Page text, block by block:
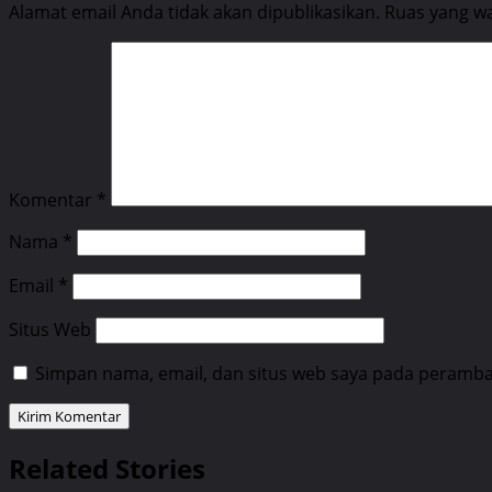
Alamat email Anda tidak akan dipublikasikan. Ruas yang
Komentar *
Nama *
Email *
Situs Web
Simpan nama, email, dan situs web saya pada
Related Stories